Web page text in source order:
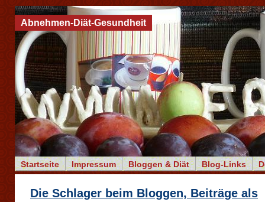
Startseite Impressum Bloggen & Diät Blog-Links
Abnehmen-Diät-Gesundheit
Die Schlager beim Bloggen, Beiträge als